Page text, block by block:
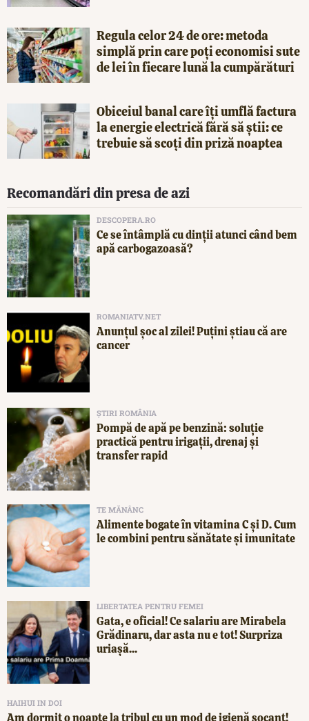
Regula celor 24 de ore: metoda
simplă prin care poți economisi sute
de lei în fiecare lună la cumpărături
Obiceiul banal care îți umflă factura
la energie electrică fără să știi: ce
trebuie să scoți din priză noaptea
Recomandări din presa de azi
DESCOPERA.RO
Ce se întâmplă cu dinții atunci când bem
apă carbogazoasă?
ROMANIATV.NET
Anunţul şoc al zilei! Puţini ştiau că are
cancer
ȘTIRI ROMÂNIA
Pompă de apă pe benzină: soluție
practică pentru irigații, drenaj și
transfer rapid
TE MĂNÂNC
Alimente bogate în vitamina C și D. Cum
le combini pentru sănătate și imunitate
LIBERTATEA PENTRU FEMEI
Gata, e oficial! Ce salariu are Mirabela
Grădinaru, dar asta nu e tot! Surpriza
uriașă...
HAIHUI IN DOI
Am dormit o noapte la tribul cu un mod de igienă șocant!